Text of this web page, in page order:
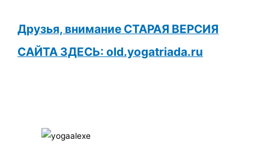
Друзья, внимание СТАРАЯ ВЕРСИЯ
САЙТА ЗДЕСЬ: old.yogatriada.ru